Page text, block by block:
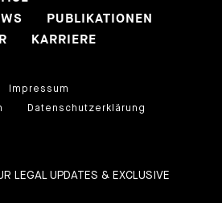
PUBLIKATIONEN
KARRIERE
Impressum
Datenschutzerklärung
LEGAL UPDATES & EXCLUSIVE